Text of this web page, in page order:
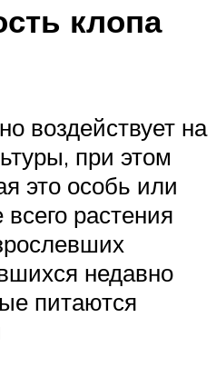
клопа
воздействует на
при этом
это особь или
растения
недавно
питаются